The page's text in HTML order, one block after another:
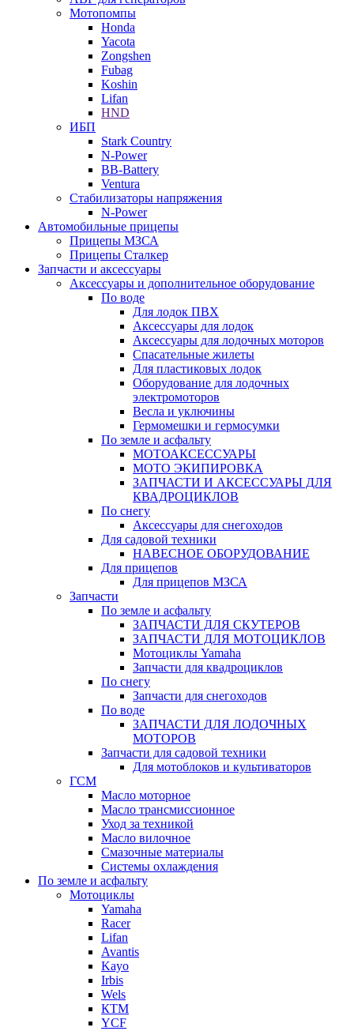
Мотопомпы
Honda
Yacota
Zongshen
Fubag
Koshin
Lifan
HND
ИБП
Stark Country
N-Power
BB-Battery
Ventura
Стабилизаторы напряжения
N-Power
Автомобильные прицепы
Прицепы МЗСА
Прицепы Сталкер
Запчасти и аксессуары
Аксессуары и дополнительное оборудование
По воде
Для лодок ПВХ
Аксессуары для лодок
Аксессуары для лодочных моторов
Спасательные жилеты
Для пластиковых лодок
Оборудование для лодочных
электромоторов
Весла и уключины
Гермомешки и гермосумки
По земле и асфальту
МОТОАКСЕССУАРЫ
МОТО ЭКИПИРОВКА
ЗАПЧАСТИ И АКСЕССУАРЫ ДЛЯ
КВАДРОЦИКЛОВ
По снегу
Аксессуары для снегоходов
Для садовой техники
НАВЕСНОЕ ОБОРУДОВАНИЕ
Для прицепов
Для прицепов МЗСА
Запчасти
По земле и асфальту
ЗАПЧАСТИ ДЛЯ СКУТЕРОВ
ЗАПЧАСТИ ДЛЯ МОТОЦИКЛОВ
Мотоциклы Yamaha
Запчасти для квадроциклов
По снегу
Запчасти для снегоходов
По воде
ЗАПЧАСТИ ДЛЯ ЛОДОЧНЫХ
МОТОРОВ
Запчасти для садовой техники
Для мотоблоков и культиваторов
ГСМ
Масло моторное
Масло трансмиссионное
Уход за техникой
Масло вилочное
Смазочные материалы
Системы охлаждения
По земле и асфальту
Мотоциклы
Yamaha
Racer
Lifan
Avantis
Kayo
Irbis
Wels
КТМ
YCF